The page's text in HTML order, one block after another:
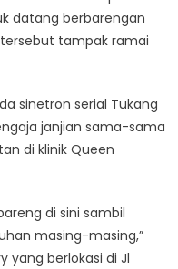
datang berbarengan
tampak ramai
sinetron serial Tukang
janjian sama-sama
di klinik Queen
di sini sambil
masing-masing,”
yang berlokasi di Jl